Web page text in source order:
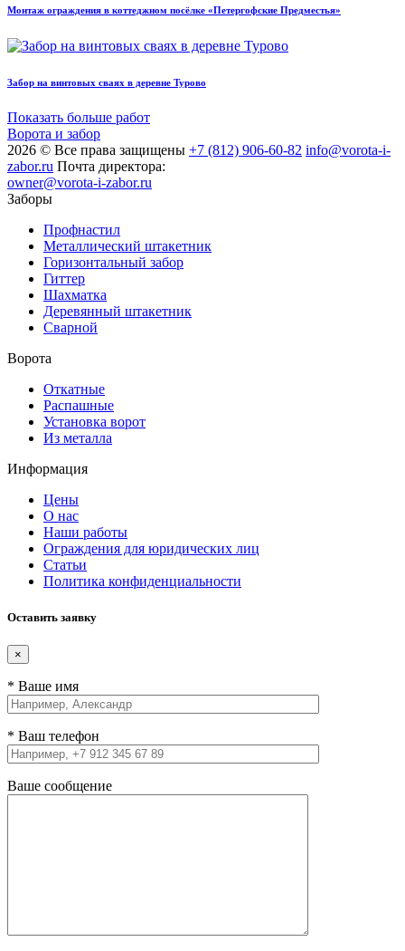
Монтаж ограждения в коттеджном посёлке «Петергофские Предместья»
Забор на винтовых сваях в деревне Турово
Показать больше работ
Ворота и забор
2026 © Все права защищены +7 (812) 906-60-82 info@vorota-i-
zabor.ru Почта директора:
owner@vorota-i-zabor.ru
Заборы
Профнастил
Металлический штакетник
Горизонтальный забор
Гиттер
Шахматка
Деревянный штакетник
Сварной
Ворота
Откатные
Распашные
Установка ворот
Из металла
Информация
Цены
О нас
Наши работы
Ограждения для юридических лиц
Статьи
Политика конфиденциальности
Оставить заявку
×
* Ваше имя
* Ваш телефон
Ваше сообщение